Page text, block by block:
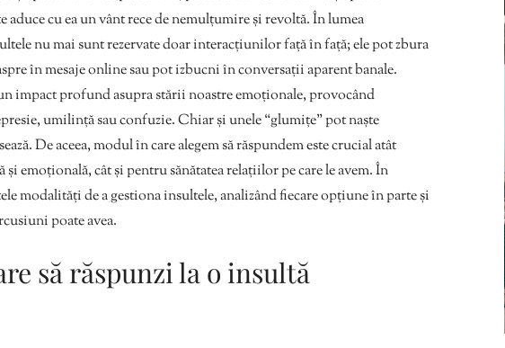
aduce cu ea un vânt rece de nemulțumire și revoltă. În lumea
nu mai sunt rezervate doar interacțiunilor față în față; ele pot zbura
în mesaje online sau pot izbucni în conversații aparent banale.
impact profund asupra stării noastre emoționale, provocând
umilință sau confuzie. Chiar și unele “glumițe” pot naște
De aceea, modul în care alegem să răspundem este crucial atât
și emoțională, cât și pentru sănătatea relațiilor pe care le avem. În
modalități de a gestiona insultele, analizând fiecare opțiune în parte și
poate avea.
să răspunzi la o insultă